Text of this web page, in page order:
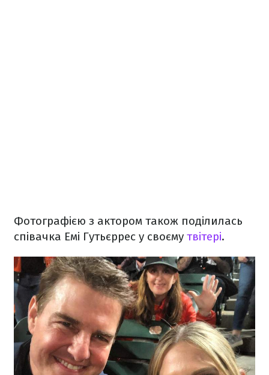
Фотографією з актором також поділилась
співачка Емі Гутьєррес у своєму твітері.